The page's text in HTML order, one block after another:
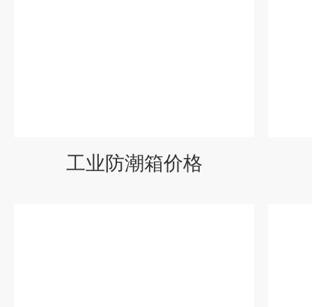
工业防潮箱价格